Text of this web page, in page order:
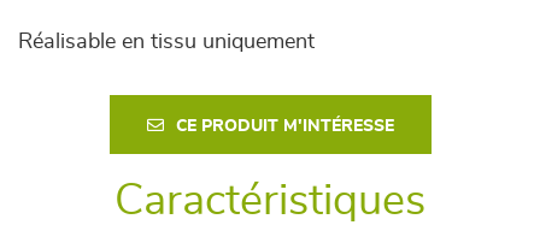
Réalisable en tissu uniquement
CE PRODUIT M'INTÉRESSE
Caractéristiques